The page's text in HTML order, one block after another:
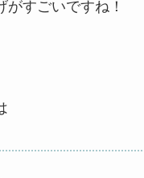
がすごいですね！